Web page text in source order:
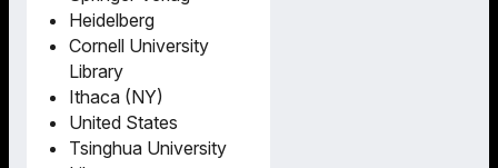
Heidelberg
Cornell University
Library
Ithaca (NY)
United States
Tsinghua University